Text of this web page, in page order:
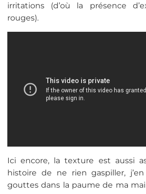
irritations (d’où la présence
rouges).
Ici encore, la texture est aussi
histoire de ne rien gaspiller,
gouttes dans la paume de ma